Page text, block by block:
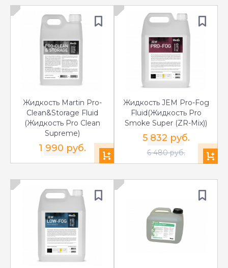
Жидкость Martin Pro-
Clean&Storage Fluid
(Жидкость Pro Clean
Supreme)
1 990 руб.
Жидкость JEM Pro-Fog
Fluid(Жидкость Pro
Smoke Super (ZR-Mix))
5 832 руб.
6 480 руб.